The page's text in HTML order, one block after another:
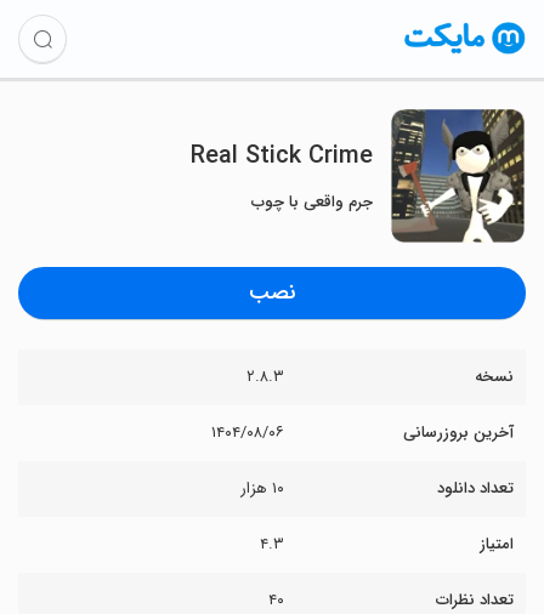
Real Stick Crime
جرم واقعی با چوب
نصب
نسخه ۲.۸.۳
آخرین بروزرسانی ۱۴۰۴/۰۸/۰۶
تعداد دانلود ۱۰ هزار
امتیاز ۴.۳
تعداد نظرات ۴۰